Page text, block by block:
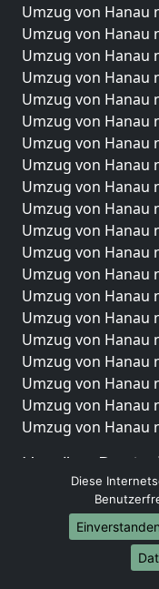
Umzug von Hanau
Umzug von Hanau
Umzug von Hanau
Umzug von Hanau
Umzug von Hanau
Umzug von Hanau
Umzug von Hanau
Umzug von Hanau
Umzug von Hanau
Umzug von Hanau
Umzug von Hanau
Umzug von Hanau
Umzug von Hanau
Umzug von Hanau
Umzug von Hanau
Umzug von Hanau
Umzug von Hanau
Umzug von Hanau
Umzug von Hanau
Umzug von Hanau
Umzüge-
Umzug von Hanau
Umzug von
Umzug von
Umzug von Hanau
Diese
Einverstanden